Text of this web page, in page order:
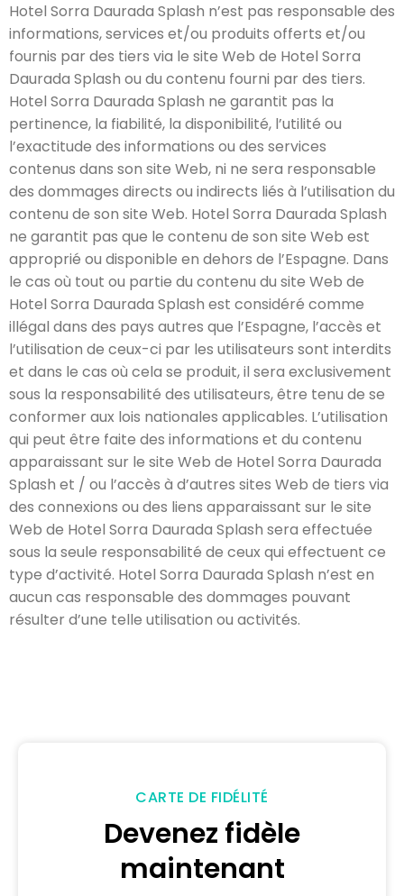
Hotel Sorra Daurada Splash n’est pas responsable des
informations, services et/ou produits offerts et/ou
fournis par des tiers via le site Web de Hotel Sorra
Daurada Splash ou du contenu fourni par des tiers.
Hotel Sorra Daurada Splash ne garantit pas la
pertinence, la fiabilité, la disponibilité, l’utilité ou
l’exactitude des informations ou des services
contenus dans son site Web, ni ne sera responsable
des dommages directs ou indirects liés à l’utilisation du
contenu de son site Web. Hotel Sorra Daurada Splash
ne garantit pas que le contenu de son site Web est
approprié ou disponible en dehors de l’Espagne. Dans
le cas où tout ou partie du contenu du site Web de
Hotel Sorra Daurada Splash est considéré comme
illégal dans des pays autres que l’Espagne, l’accès et
l’utilisation de ceux-ci par les utilisateurs sont interdits
et dans le cas où cela se produit, il sera exclusivement
sous la responsabilité des utilisateurs, être tenu de se
conformer aux lois nationales applicables. L’utilisation
qui peut être faite des informations et du contenu
apparaissant sur le site Web de Hotel Sorra Daurada
Splash et / ou l’accès à d’autres sites Web de tiers via
des connexions ou des liens apparaissant sur le site
Web de Hotel Sorra Daurada Splash sera effectuée
sous la seule responsabilité de ceux qui effectuent ce
type d’activité. Hotel Sorra Daurada Splash n’est en
aucun cas responsable des dommages pouvant
résulter d’une telle utilisation ou activités.
CARTE DE FIDÉLITÉ
Devenez fidèle
maintenant